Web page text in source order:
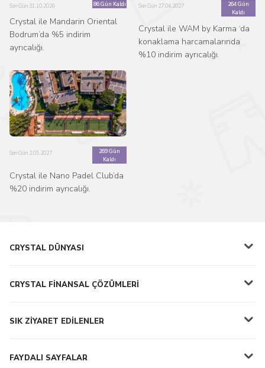
Son Gün 31.10.2026 86 Gün Kaldı
Crystal ile Mandarin Oriental
Bodrum’da %5 indirim
ayrıcalığı.
Son Gün 27.04.2027
264 Gün
Kaldı
Crystal ile WAM by Karma ‘da
konaklama harcamalarında
%10 indirim ayrıcalığı.
Son Gün 2.05.2027
269 Gün
Kaldı
Crystal ile Nano Padel Club’da
%20 indirim ayrıcalığı.
CRYSTAL DÜNYASI
CRYSTAL FİNANSAL ÇÖZÜMLERİ
SIK ZİYARET EDİLENLER
FAYDALI SAYFALAR